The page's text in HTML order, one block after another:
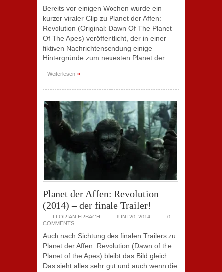
Bereits vor einigen Wochen wurde ein
kurzer viraler Clip zu Planet der Affen:
Revolution (Original: Dawn Of The Planet
Of The Apes) veröffentlicht, der in einer
fiktiven Nachrichtensendung einige
Hintergründe zum neuesten Planet der
Weiterlesen »
Planet der Affen: Revolution
(2014) – der finale Trailer!
FLORIAN ERBACH JUNI 20, 2014
0
COMMENTS
Auch nach Sichtung des finalen Trailers zu
Planet der Affen: Revolution (Dawn of the
Planet of the Apes) bleibt das Bild gleich:
Das sieht alles sehr gut und auch wenn die